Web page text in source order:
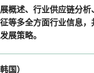
概述、行业供应链分
等多全方面行业信息
展策略。
国）